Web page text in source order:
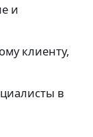
и
клиенту,
в